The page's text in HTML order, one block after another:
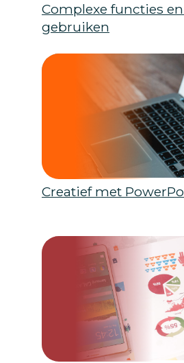
Complexe functies
gebruiken
Creatief met